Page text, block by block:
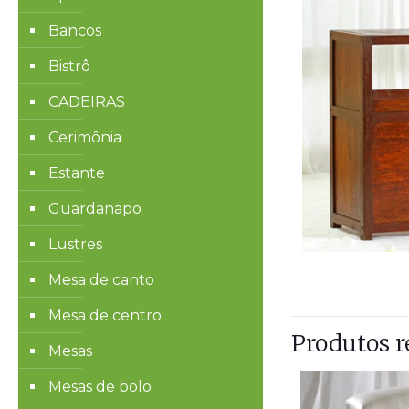
Produtos
Bancos
Bistrô
CADEIRAS
Cerimônia
Estante
Guardanapo
Lustres
Mesa de canto
Mesa de centro
Mesas
Mesas de bolo